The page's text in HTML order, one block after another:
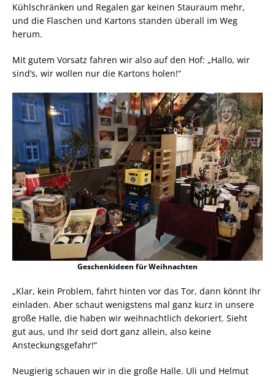
Kühlschränken und Regalen gar keinen Stauraum mehr,
und die Flaschen und Kartons standen überall im Weg
herum.
Mit gutem Vorsatz fahren wir also auf den Hof: „Hallo, wir
sind’s, wir wollen nur die Kartons holen!“
Geschenkideen für Weihnachten
„Klar, kein Problem, fahrt hinten vor das Tor, dann könnt Ihr
einladen. Aber schaut wenigstens mal ganz kurz in unsere
große Halle, die haben wir weihnachtlich dekoriert. Sieht
gut aus, und Ihr seid dort ganz allein, also keine
Ansteckungsgefahr!“
Neugierig schauen wir in die große Halle. Uli und Helmut